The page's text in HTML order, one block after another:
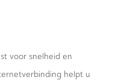
voor snelheid en
helpt u